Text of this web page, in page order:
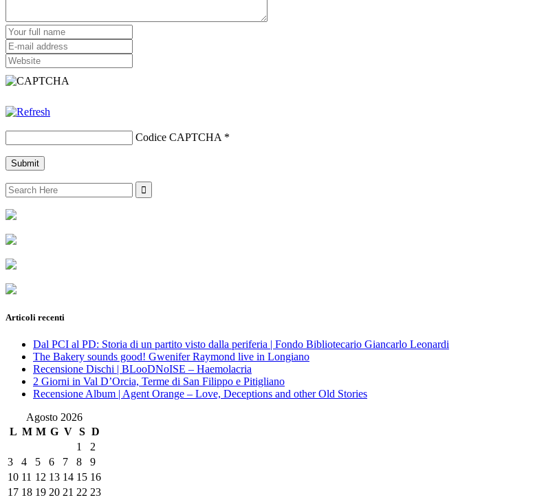
Codice CAPTCHA *
Search
for:
Articoli recenti
Dal PCI al PD: Storia di un partito visto dalla periferia | Fondo Bibliotecario Giancarlo Leonardi
The Bakery sounds good! Gwenifer Raymond live in Longiano
Recensione Dischi | BLooDNoISE – Haemolacria
2 Giorni in Val D’Orcia, Terme di San Filippo e Pitigliano
Recensione Album | Agent Orange – Love, Deceptions and other Old Stories
Agosto 2026
L M M G V S D
1
2
3
4 5 6 7 8
9
10 11 12 13 14 15 16
17 18 19 20 21 22 23